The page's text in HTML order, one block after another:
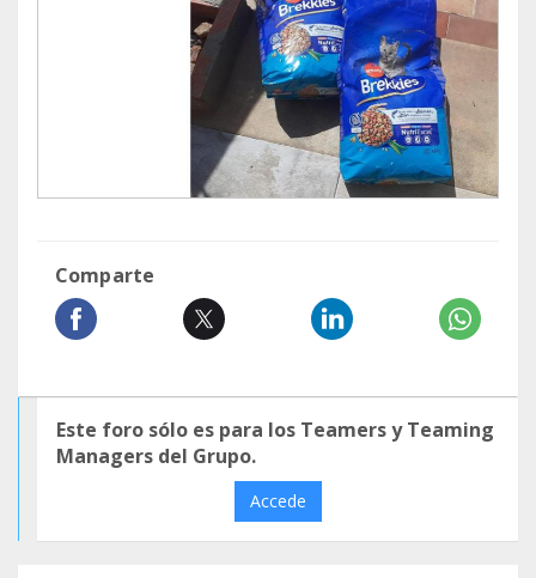
Comparte
Este foro sólo es para los Teamers y Teaming
Managers del Grupo.
Accede